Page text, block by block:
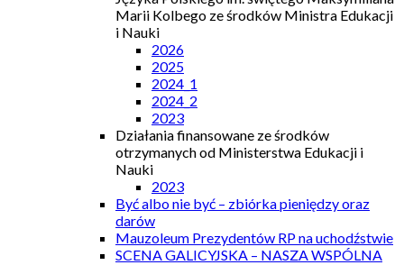
Marii Kolbego ze środków Ministra Edukacji
i Nauki
2026
2025
2024_1
2024_2
2023
Działania finansowane ze środków
otrzymanych od Ministerstwa Edukacji i
Nauki
2023
Być albo nie być – zbiórka pieniędzy oraz
darów
Mauzoleum Prezydentów RP na uchodźstwie
SCENA GALICYJSKA – NASZA WSPÓLNA